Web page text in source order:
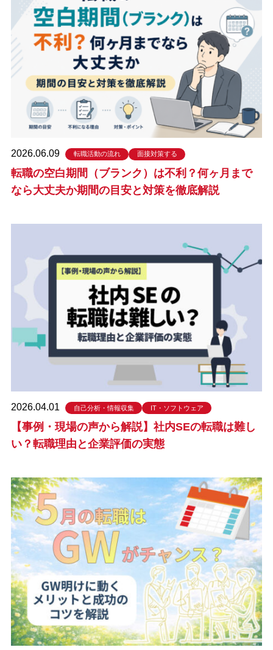
2026.06.09 転職活動の流れ 面接対策する
転職の空白期間（ブランク）は不利？何ヶ月まで
なら大丈夫か期間の目安と対策を徹底解説
2026.04.01 自己分析・情報収集 IT・ソフトウェア
【事例・現場の声から解説】社内SEの転職は難し
い？転職理由と企業評価の実態